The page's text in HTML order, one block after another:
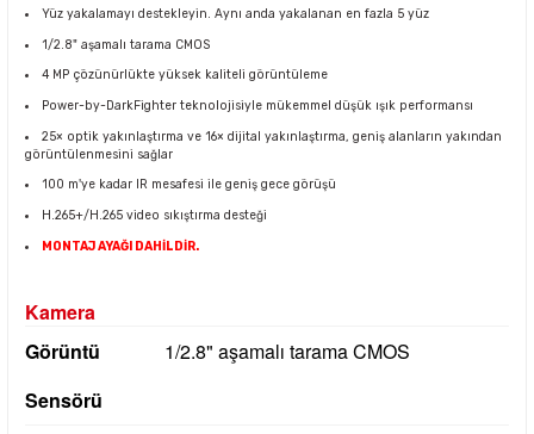
Yüz yakalamayı destekleyin. Aynı anda yakalanan en fazla 5 yüz
1/2.8" aşamalı tarama CMOS
4 MP çözünürlükte yüksek kaliteli görüntüleme
Power-by-DarkFighter teknolojisiyle mükemmel düşük ışık performansı
25× optik yakınlaştırma ve 16× dijital yakınlaştırma, geniş alanların yakından
görüntülenmesini sağlar
100 m'ye kadar IR mesafesi ile geniş gece görüşü
H.265+/H.265 video sıkıştırma desteği
MONTAJ AYAĞI DAHİLDİR.
Kamera
Görüntü
Sensörü
1/2.8" aşamalı tarama CMOS